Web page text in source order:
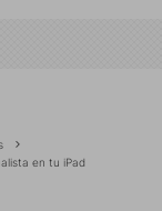
en tu iPad